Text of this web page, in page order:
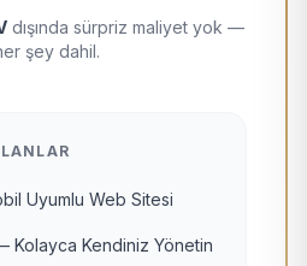
dışında sürpriz maliyet yok —
şey dahil.
Uyumlu Web Sitesi
Kolayca Kendiniz Yönetin